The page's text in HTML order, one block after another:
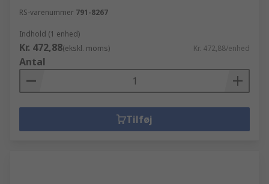
RS-varenummer 791-8267
Indhold (1 enhed)
Kr. 472,88(ekskl. moms) Kr. 472,88/enhed
Antal
Tilføj